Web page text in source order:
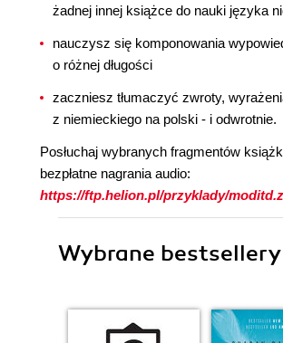
żadnej innej książce do nauki języka
nauczysz się komponowania
o różnej długości
zaczniesz tłumaczyć zwroty,
z niemieckiego na polski - i odwrotnie.
Posłuchaj wybranych fragmentów
bezpłatne nagrania audio:
https://ftp.helion.pl/przyklady/
Wybrane bestsellery